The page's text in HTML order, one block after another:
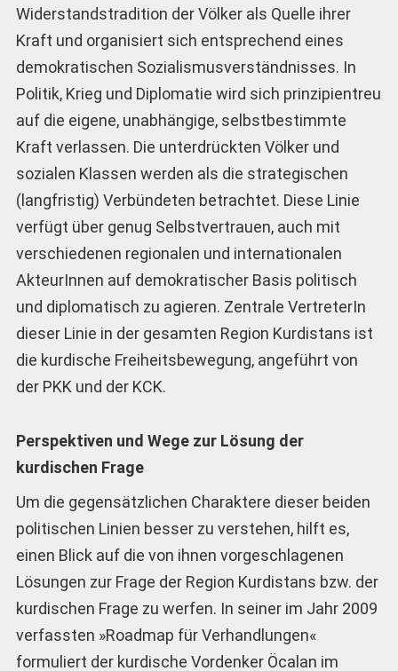
Widerstandstradition der Völker als Quelle ihrer
Kraft und organisiert sich entsprechend eines
demokratischen Sozialismusverständnisses. In
Politik, Krieg und Diplomatie wird sich prinzipientreu
auf die eigene, unabhängige, selbstbestimmte
Kraft verlassen. Die unterdrückten Völker und
sozialen Klassen werden als die strategischen
(langfristig) Verbündeten betrachtet. Diese Linie
verfügt über genug Selbstvertrauen, auch mit
verschiedenen regionalen und internationalen
AkteurInnen auf demokratischer Basis politisch
und diplomatisch zu agieren. Zentrale VertreterIn
dieser Linie in der gesamten Region Kurdistans ist
die kurdische Freiheitsbewegung, angeführt von
der PKK und der KCK.
Perspektiven und Wege zur Lösung der
kurdischen Frage
Um die gegensätzlichen Charaktere dieser beiden
politischen Linien besser zu verstehen, hilft es,
einen Blick auf die von ihnen vorgeschlagenen
Lösungen zur Frage der Region Kurdistans bzw. der
kurdischen Frage zu werfen. In seiner im Jahr 2009
verfassten »Roadmap für Verhandlungen«
formuliert der kurdische Vordenker Öcalan im